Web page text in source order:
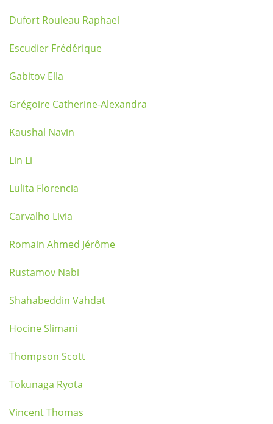
Dufort Rouleau Raphael
Escudier Frédérique
Gabitov Ella
Grégoire Catherine-Alexandra
Kaushal Navin
Lin Li
Lulita Florencia
Carvalho Livia
Romain Ahmed Jérôme
Rustamov Nabi
Shahabeddin Vahdat
Hocine Slimani
Thompson Scott
Tokunaga Ryota
Vincent Thomas